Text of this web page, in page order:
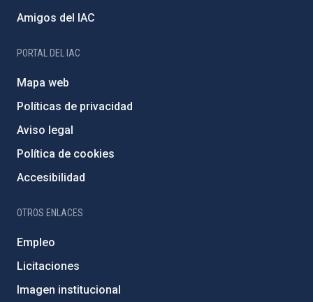
Amigos del IAC
PORTAL DEL IAC
Mapa web
Políticas de privacidad
Aviso legal
Política de cookies
Accesibilidad
OTROS ENLACES
Empleo
Licitaciones
Imagen institucional